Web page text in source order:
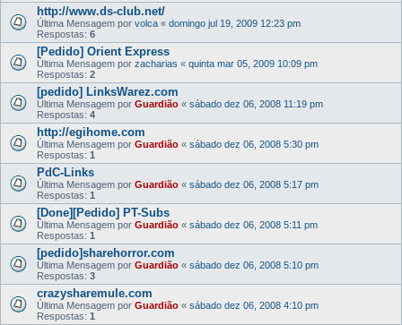
http://www.ds-club.net/
Última Mensagem por volca « domingo jul 19, 2009 12:23 pm
Respostas: 6
[Pedido] Orient Express
Última Mensagem por zacharias « quinta mar 05, 2009 10:09 pm
Respostas: 2
[pedido] LinksWarez.com
Última Mensagem por Guardião « sábado dez 06, 2008 11:19 pm
Respostas: 4
http://egihome.com
Última Mensagem por Guardião « sábado dez 06, 2008 5:30 pm
Respostas: 1
PdC-Links
Última Mensagem por Guardião « sábado dez 06, 2008 5:17 pm
Respostas: 1
[Done][Pedido] PT-Subs
Última Mensagem por Guardião « sábado dez 06, 2008 5:11 pm
Respostas: 1
[pedido]sharehorror.com
Última Mensagem por Guardião « sábado dez 06, 2008 5:10 pm
Respostas: 3
crazysharemule.com
Última Mensagem por Guardião « sábado dez 06, 2008 4:10 pm
Respostas: 1